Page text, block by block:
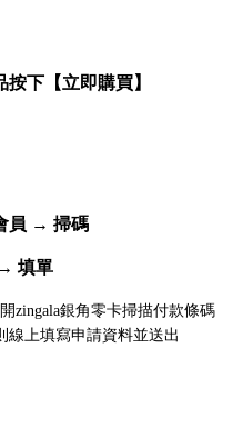
按下【立即購買】
員 → 掃碼
填單
zingala銀角零卡掃描付款條碼
線上填寫申請資料並送出